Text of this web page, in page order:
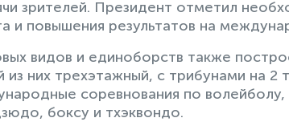
зрителей. Президент отметил
и повышения результатов на
видов и единоборств также
из них трехэтажный, с трибунами на
соревнования по волейболу,
боксу и тхэквондо.